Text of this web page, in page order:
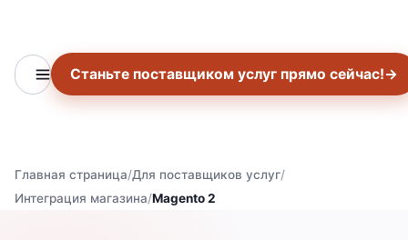
Станьте поставщиком услуг прямо сейчас!→
Главная страница Для поставщиков услуг
Интеграция магазина Magento 2